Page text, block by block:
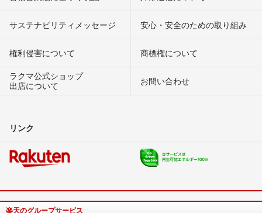
サステナビリティメッセージ 安心・安全のための取り組み
権利侵害について
商標権について
ラクマ公式ショップ
出店について
お問い合わせ
リンク
楽天のグループサービス